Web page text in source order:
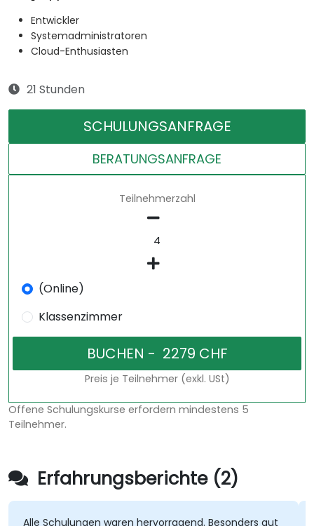
Entwickler
Systemadministratoren
Cloud-Enthusiasten
21 Stunden
SCHULUNGSANFRAGE
BERATUNGSANFRAGE
Teilnehmerzahl
(Online)
Klassenzimmer
Preis je Teilnehmer (exkl. USt)
Offene Schulungskurse erfordern mindestens 5
Teilnehmer.
Erfahrungsberichte (2)
Alle Schulungen waren hervorragend. Besonders gut